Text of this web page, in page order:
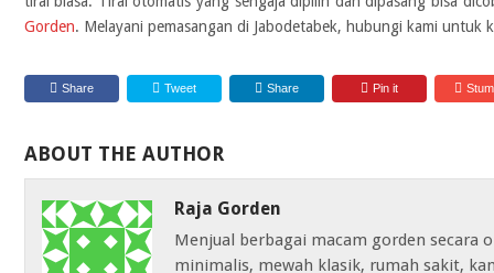
Gorden. Melayani pemasangan di Jabodetabek, hubungi kami untuk
Share Tweet Share Pin it
ABOUT THE AUTHOR
Raja Gorden
Menjual berbagai macam gorden secara
minimalis, mewah klasik, rumah sakit,